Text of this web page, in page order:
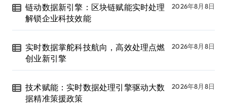
链动数据新引擎：区块链赋能实时处理
解锁企业科技效能
2026年8月8日
实时数据掌舵科技航向，高效处理点燃
创业新引擎
2026年8月8日
技术赋能：实时数据处理引擎驱动大数
据精准策援政策
2026年8月8日